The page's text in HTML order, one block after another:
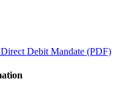
Debit Mandate (PDF)